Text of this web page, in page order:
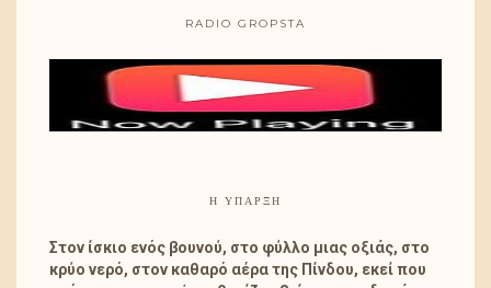
RADIO GROPSTA
Η ΎΠΑΡΞΗ
Στον ίσκιο ενός βουνού, στο φύλλο μιας οξιάς, στο
κρύο νερό, στον καθαρό αέρα της Πίνδου, εκεί που